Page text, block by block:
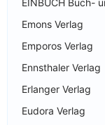
EINBUCH Buch-
Emons Verlag
Emporos Verlag
Ennsthaler Verlag
Erlanger Verlag
Eudora Verlag